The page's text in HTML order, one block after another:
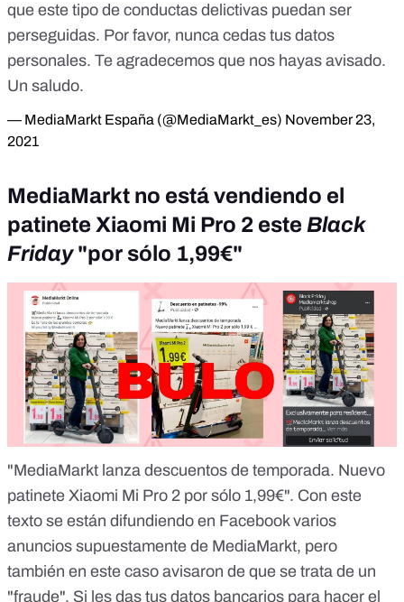
que este tipo de conductas delictivas puedan ser
perseguidas. Por favor, nunca cedas tus datos
personales. Te agradecemos que nos hayas avisado.
Un saludo.
— MediaMarkt España (@MediaMarkt_es) November 23,
2021
MediaMarkt no está vendiendo el
patinete Xiaomi Mi Pro 2 este Black
Friday"por sólo 1,99€"
"MediaMarkt lanza descuentos de temporada. Nuevo
patinete Xiaomi Mi Pro 2 por sólo 1,99€". Con este
texto se están difundiendo en Facebook varios
anuncios supuestamente de MediaMarkt, pero
también en este caso avisaron de que se trata de un
"fraude". Si les das tus datos bancarios para hacer el